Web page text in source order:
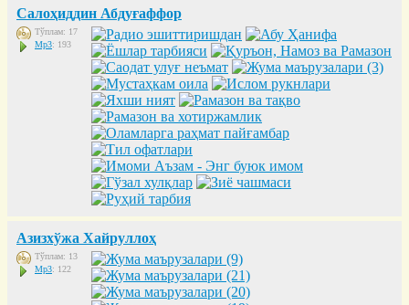
Салоҳиддин Абдуғаффор
Тўплам: 17
Mp3: 193
Азизхўжа Хайруллоҳ
Тўплам: 13
Mp3: 122